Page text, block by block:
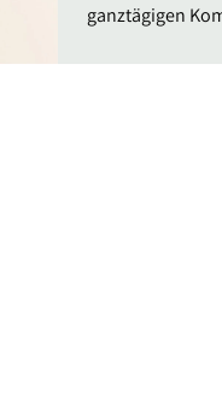
ganztägigen